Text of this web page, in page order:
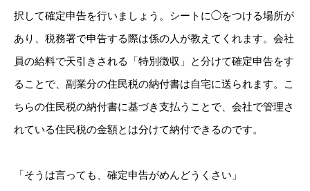
択して確定申告を行いましょう。シートに◯をつける場所が
あり、税務署で申告する際は係の人が教えてくれます。会社
員の給料で天引きされる「特別徴収」と分けて確定申告をす
ることで、副業分の住民税の納付書は自宅に送られます。こ
ちらの住民税の納付書に基づき支払うことで、会社で管理さ
れている住民税の金額とは分けて納付できるのです。
「そうは言っても、確定申告がめんどうくさい」